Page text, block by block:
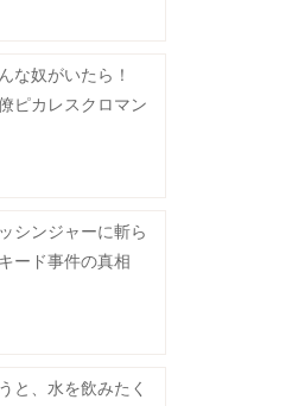
な奴がいたら！
ピカレスクロマン
シンジャーに斬ら
ード事件の真相
と、水を飲みたく